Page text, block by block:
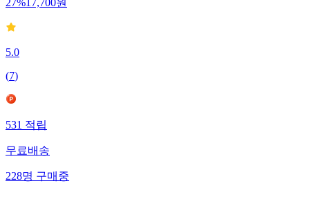
27%17,700원
5.0
(7)
531적립
무료배송
228명구매중